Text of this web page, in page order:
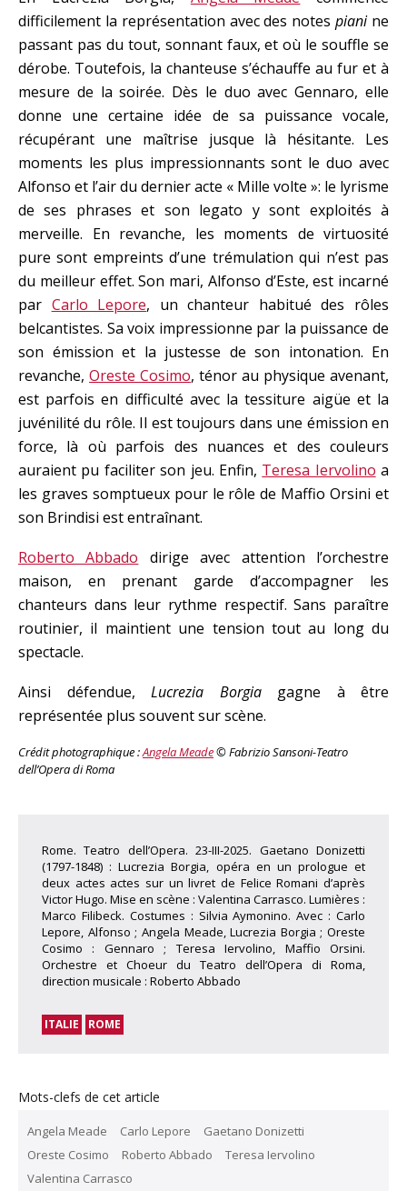
difficilement la représentation avec des notespianine
passant pas du tout, sonnant faux, et où le souffle se
dérobe. Toutefois, la chanteuse s’échauffe au fur et à
mesure de la soirée. Dès le duo avec Gennaro, elle
donne une certaine idée de sa puissance vocale,
récupérant une maîtrise jusque là hésitante. Les
moments les plus impressionnants sont le duo avec
Alfonso et l’air du dernier acte « Mille volte »: le lyrisme
de ses phrases et son legato y sont exploités à
merveille. En revanche, les moments de virtuosité
pure sont empreints d’une trémulation qui n’est pas
du meilleur effet. Son mari, Alfonso d’Este, est incarné
par Carlo Lepore, un chanteur habitué des rôles
belcantistes. Sa voix impressionne par la puissance de
son émission et la justesse de son intonation. En
revanche, Oreste Cosimo, ténor au physique avenant,
est parfois en difficulté avec la tessiture aigüe et la
juvénilité du rôle. Il est toujours dans une émission en
force, là où parfois des nuances et des couleurs
auraient pu faciliter son jeu. Enfin, Teresa Iervolino a
les graves somptueux pour le rôle de Maffio Orsini et
son Brindisi est entraînant.
Roberto Abbado dirige avec attention l’orchestre
maison, en prenant garde d’accompagner les
chanteurs dans leur rythme respectif. Sans paraître
routinier, il maintient une tension tout au long du
spectacle.
Ainsi défendue, Lucrezia Borgiagagne à être
représentée plus souvent sur scène.
Crédit photographique :Angela Meade© Fabrizio Sansoni-Teatro
dell’Opera di Roma
Rome. Teatro dell’Opera. 23-III-2025. Gaetano Donizetti
(1797-1848) : Lucrezia Borgia, opéra en un prologue et
deux actes actes sur un livret de Felice Romani d’après
Victor Hugo. Mise en scène : Valentina Carrasco. Lumières :
Marco Filibeck. Costumes : Silvia Aymonino. Avec : Carlo
Lepore, Alfonso ; Angela Meade, Lucrezia Borgia ; Oreste
Cosimo : Gennaro ; Teresa Iervolino, Maffio Orsini.
Orchestre et Choeur du Teatro dell’Opera di Roma,
direction musicale : Roberto Abbado
ITALIE ROME
Mots-clefs de cet article
Angela Meade Carlo Lepore
Gaetano Donizetti
Oreste Cosimo
Roberto Abbado
Teresa Iervolino
Valentina Carrasco